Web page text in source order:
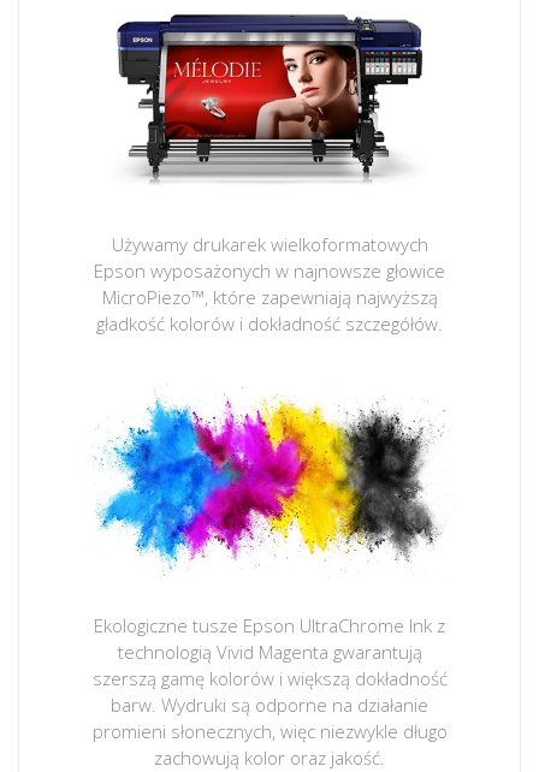
Używamy drukarek wielkoformatowych
Epson wyposażonych w najnowsze głowice
MicroPiezo™, które zapewniają najwyższą
gładkość kolorów i dokładność szczegółów.
Ekologiczne tusze Epson UltraChrome Ink z
technologią Vivid Magenta gwarantują
szerszą gamę kolorów i większą dokładność
barw. Wydruki są odporne na działanie
promieni słonecznych, więc niezwykle długo
zachowują kolor oraz jakość.